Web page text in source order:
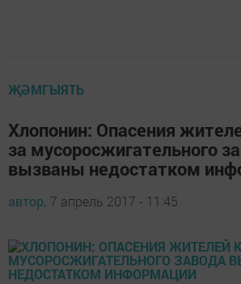
ҖӘМГЫЯТЬ
Хлопонин: Опасения
за мусоросжигательного
вызваны недостатком
автор, 7 апрель 2017 - 11:45